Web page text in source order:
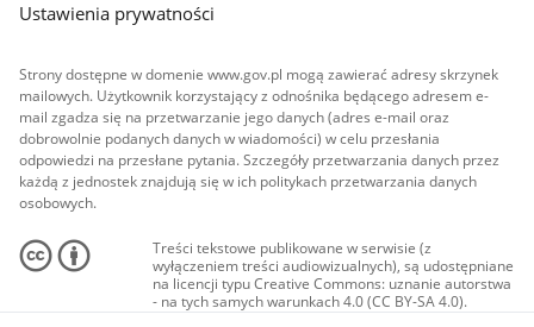
Ustawienia prywatności
Strony dostępne w domenie www.gov.pl mogą zawierać adresy skrzynek
mailowych. Użytkownik korzystający z odnośnika będącego adresem e-
mail zgadza się na przetwarzanie jego danych (adres e-mail oraz
dobrowolnie podanych danych w wiadomości) w celu przesłania
odpowiedzi na przesłane pytania. Szczegóły przetwarzania danych przez
każdą z jednostek znajdują się w ich politykach przetwarzania danych
osobowych.
Treści tekstowe publikowane w serwisie (z
wyłączeniem treści audiowizualnych), są udostępniane
na licencji typu Creative Commons: uznanie autorstwa
- na tych samych warunkach 4.0 (CC BY-SA 4.0).
Materiały audiowizualne, w tym zdjęcia, materiały